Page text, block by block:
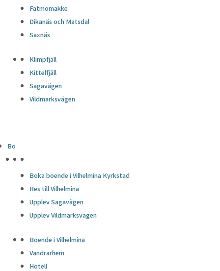
Fatmomakke
Dikanäs och Matsdal
Saxnäs
Klimpfjäll
Kittelfjäll
Sagavägen
Vildmarksvägen
Bo
Boka boende i Vilhelmina Kyrkstad
Res till Vilhelmina
Upplev Sagavägen
Upplev Vildmarksvägen
Boende i Vilhelmina
Vandrarhem
Hotell